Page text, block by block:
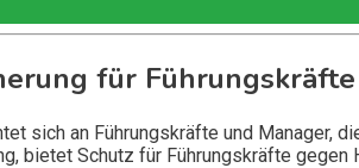
für
sich an Führungskräfte und Manager,
bietet Schutz für Führungskräfte